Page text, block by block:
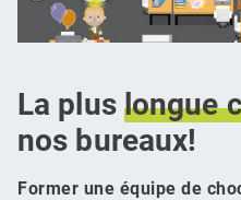
La plus longue
nos bureaux!
Former une équipe de